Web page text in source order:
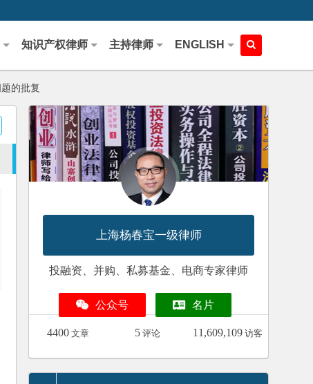
知识产权律师 主持律师 ENGLISH
的批复
上海杨春宝一级律师
投融资、并购、私募基金、电商专家律师
公众号 名片
4400 文章 5 评论 11,609,109 访客